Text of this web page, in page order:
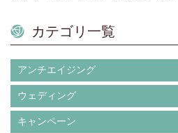
カテゴリ一覧
アンチエイジング
ウェディング
キャンペーン